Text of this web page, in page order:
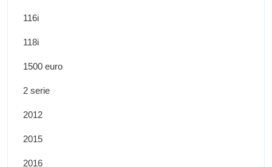
116i
118i
1500 euro
2 serie
2012
2015
2016